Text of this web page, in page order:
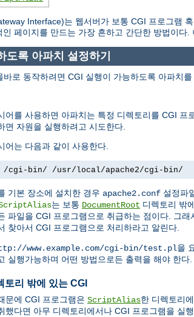
Interface)는 웹서버가 보통 CGI 프로그램
인 페이지를 만드는 가장 흔하고 간단한 방법이
도록 아파치 설정하기
바로 동작하려면 CGI 실행이 가능하도록 아파치
어를 사용하면 아파치는 특정 디렉토리를 CGI
면 자원을 실행하려고 시도한다.
어는 다음과 같이 사용한다.
/cgi-bin/ /usr/local/apache2/cgi-bin/
기본 장소에 설치한 경우 apache2.conf 설정파
는 보통 DocumentRoot 디렉토리 밖
파일을 CGI 프로그램으로 취급하는 점이다. 그래
찾아서 CGI 프로그램으로 처리하라고 알린다.
www.example.com/cgi-bin/test.pl을
실행가능하며 어떤 방법으로든 출력을 해야 한
리 밖에 있는 CGI
문에 CGI 프로그램은 ScriptAlias한 디렉토리
했다면 아무 디렉토리에서나 CGI 프로그램을 실